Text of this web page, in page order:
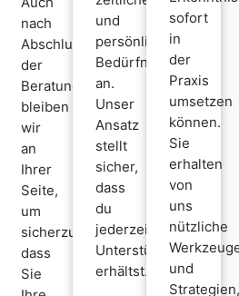
nach
Abschluss
der
Beratung
bleiben
wir
an
Ihrer
Seite,
um
sicherzustellen,
dass
Sie
und
persönlichen
Bedürfnissen
an.
Unser
Ansatz
stellt
sicher,
dass
du
jederzeit
Unterstützung
erhältst.
sofort
in
der
Praxis
umsetzen
können.
Sie
erhalten
von
uns
nützliche
und